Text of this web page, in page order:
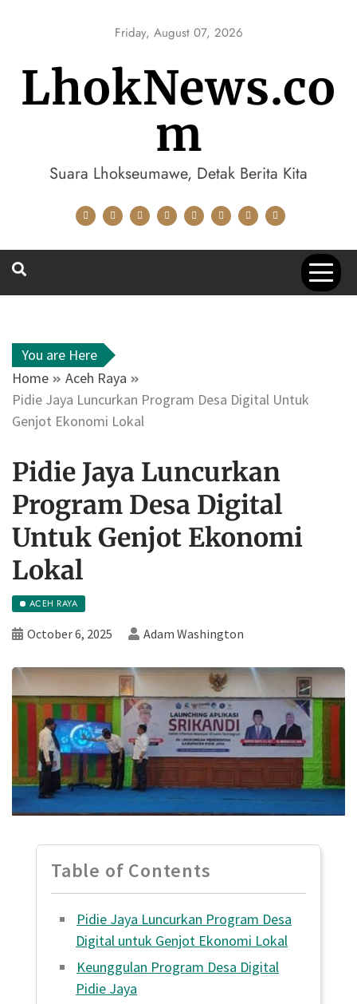
Friday, August 07, 2026
LhokNews.co
m
Suara Lhokseumawe, Detak Berita Kita
You are Here
Home
Aceh Raya
Pidie Jaya Luncurkan Program Desa Digital Untuk
Genjot Ekonomi Lokal
Pidie Jaya Luncurkan
Program Desa Digital
Untuk Genjot Ekonomi
Lokal
ACEH RAYA
October 6, 2025 Adam Washington
Table of Contents
Pidie Jaya Luncurkan Program Desa
Digital untuk Genjot Ekonomi Lokal
Keunggulan Program Desa Digital
Pidie Jaya